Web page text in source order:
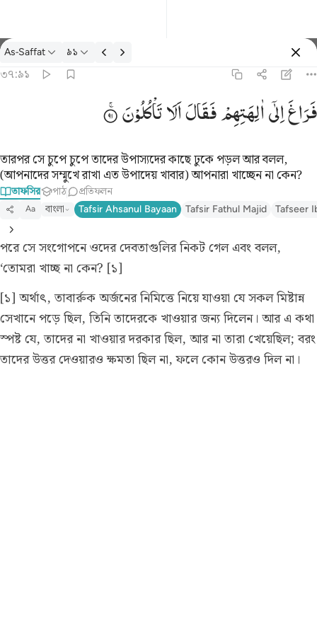
তাফসির: As-Saffat ৩৭:৯১
As-Saffat ৯১
৩৭:৯১
فراغ الى الهتهم فقال الا تاكلون ٩١
فَرَاغَ إِلَىٰٓ ءَالِهَتِهِمْ فَقَالَ أَلَا تَأْكُلُونَ ٩١
فَرَاغَاِلٰۤیاٰلِهَتِهِمْفَقَالَاَلَاتَاْكُلُوْنَ
তারপর সে চুপে চুপে তাদের উপাস্যদের কাছে ঢুকে পড়ল আর বলল,
(আপনাদের সম্মুখে রাখা এত উপাদেয় খাবার) আপনারা খাচ্ছেন না কেন?
তাফসির পাঠ প্রতিফলন
Aa বাংলা Tafsir Ahsanul Bayaan Tafsir Fathul Majid Tafseer
পরে সে সংগোপনে ওদের দেবতাগুলির নিকট গেল এবং বলল,
‘তোমরা খাচ্ছ না কেন? [১]
[১] অর্থাৎ, তাবার্রুক অর্জনের নিমিত্তে নিয়ে যাওয়া যে সকল মিষ্টান্ন
সেখানে পড়ে ছিল, তিনি তাদেরকে খাওয়ার জন্য দিলেন। আর এ কথা
স্পষ্ট যে, তাদের না খাওয়ার দরকার ছিল, আর না তারা খেয়েছিল; বরং
তাদের উত্তর দেওয়ারও ক্ষমতা ছিল না, ফলে কোন উত্তরও দিল না।